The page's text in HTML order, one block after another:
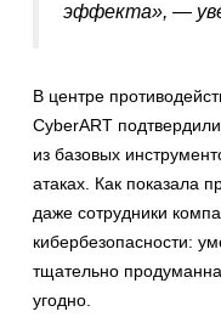
эффекта», —
В центре
CyberART
из базовых
атаках. Как показала
даже сотрудники
кибербезопасности:
тщательно
угодно.